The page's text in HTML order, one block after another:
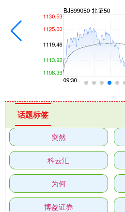
话题标签
突然
科云汇
为何
博盈证券